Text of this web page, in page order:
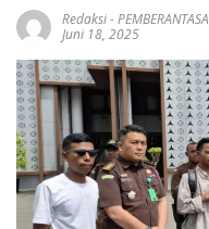
Redaksi-
Juni 18, 2025